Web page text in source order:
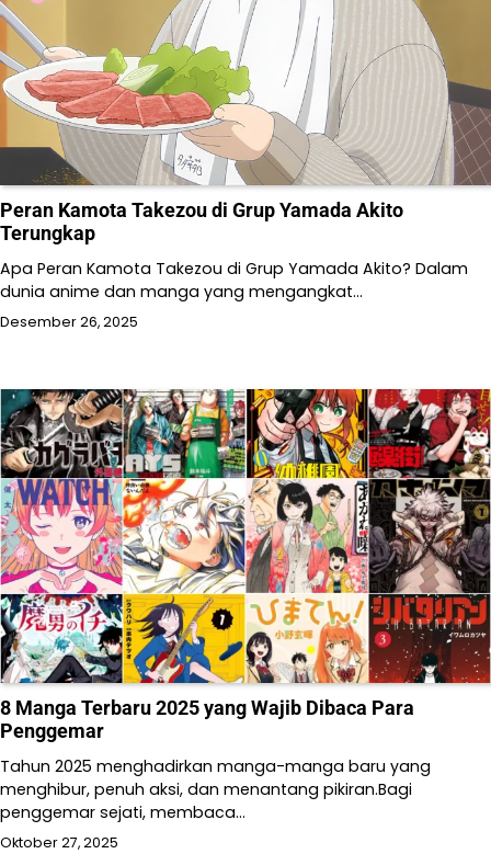
Peran Kamota Takezou di Grup Yamada Akito
Terungkap
Apa Peran Kamota Takezou di Grup Yamada Akito? Dalam
dunia anime dan manga yang mengangkat…
Desember 26, 2025
8 Manga Terbaru 2025 yang Wajib Dibaca Para
Penggemar
Tahun 2025 menghadirkan manga-manga baru yang
menghibur, penuh aksi, dan menantang pikiran.Bagi
penggemar sejati, membaca…
Oktober 27, 2025